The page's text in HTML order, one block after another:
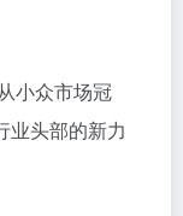
小众市场冠
业头部的新力